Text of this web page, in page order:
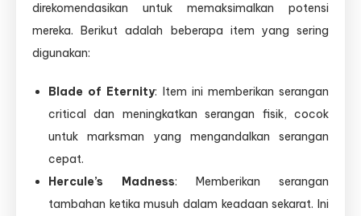
direkomendasikan untuk memaksimalkan potensi
mereka. Berikut adalah beberapa item yang sering
digunakan:
Blade of Eternity: Item ini memberikan serangan
critical dan meningkatkan serangan fisik, cocok
untuk marksman yang mengandalkan serangan
cepat.
Hercule’s Madness: Memberikan serangan
tambahan ketika musuh dalam keadaan sekarat. Ini